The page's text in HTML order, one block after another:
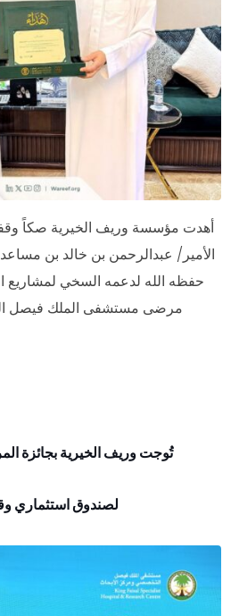
أهدت مؤسسة وريف الخيرية صكاً
الأمير/ عبدالرحمن بن خالد بن
حفظه الله لدعمه السخي لمشاريع
مرضى مستشفى الملك فيصل
تُوجت وريف الخيرية بجائزة
لصندوق استثماري